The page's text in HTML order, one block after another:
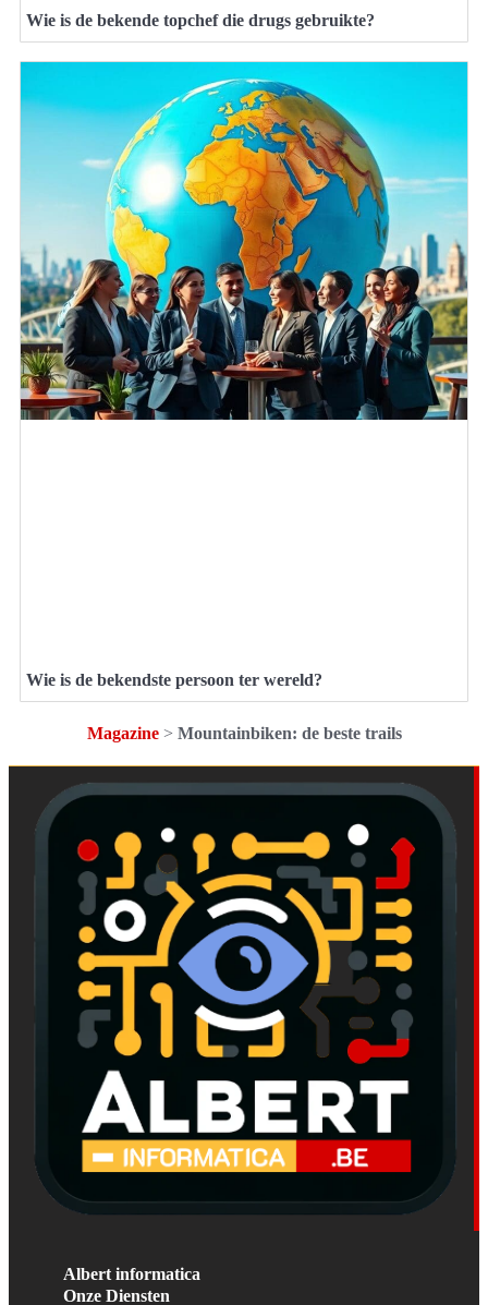
Wie is de bekende topchef die drugs gebruikte?
Wie is de bekendste persoon ter wereld?
Magazine> Mountainbiken: de beste trails
Albert informatica
Onze Diensten